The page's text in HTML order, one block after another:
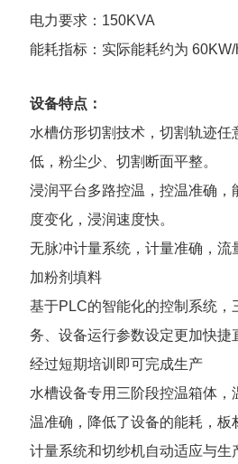
电力要求：150KVA
能耗指标：实际能耗约为 60KW/
设备特点：
水槽仿形切割技术，切割轨迹任
低，粉尘少、切割断面平整。
浸润平台多路控温，控温准确，
度变化，浸润速度快。
无脉冲计量系统，计量准确，流
加粉剂填料
基于PLC的智能化的控制系统，
务、设备运行参数设定更加快捷
经过短期培训即可完成生产
水槽设备专用三阶段控温箱体，
温准确，降低了设备的能耗，板
计量系统和切纱机自动适应与生